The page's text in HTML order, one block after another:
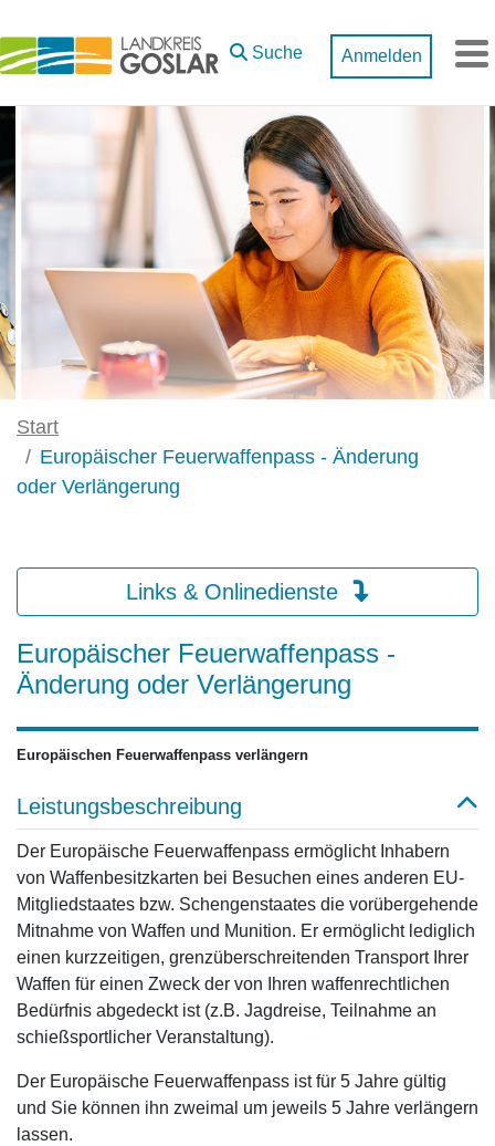
Suche Anmelden
Start
Europäischer Feuerwaffenpass - Änderung
oder Verlängerung
Links & Onlinedienste
Europäischer Feuerwaffenpass -
Änderung oder Verlängerung
Europäischen Feuerwaffenpass verlängern
Leistungsbeschreibung
Der Europäische Feuerwaffenpass ermöglicht Inhabern
von Waffenbesitzkarten bei Besuchen eines anderen EU-
Mitgliedstaates bzw. Schengenstaates die vorübergehende
Mitnahme von Waffen und Munition. Er ermöglicht lediglich
einen kurzzeitigen, grenzüberschreitenden Transport Ihrer
Waffen für einen Zweck der von Ihren waffenrechtlichen
Bedürfnis abgedeckt ist (z.B. Jagdreise, Teilnahme an
schießsportlicher Veranstaltung).
Der Europäische Feuerwaffenpass ist für 5 Jahre gültig
und Sie können ihn zweimal um jeweils 5 Jahre verlängern
lassen.